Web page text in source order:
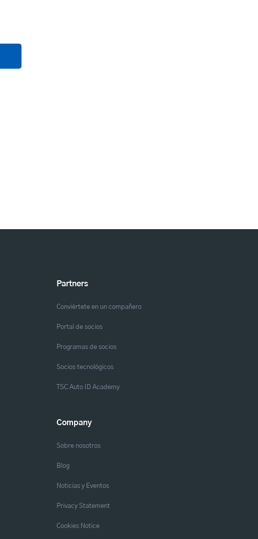
Partners
Conviértete en un compañero
Portal de socios
Programas de socios
Socios tecnológicos
TSC Auto ID Academy
Company
Sobre nosotros
Blog
Noticias y Eventos
Privacy Statement
Cookies Notice